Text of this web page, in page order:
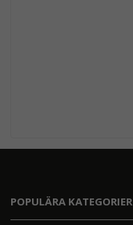
POPULÄRA KATEGORIER